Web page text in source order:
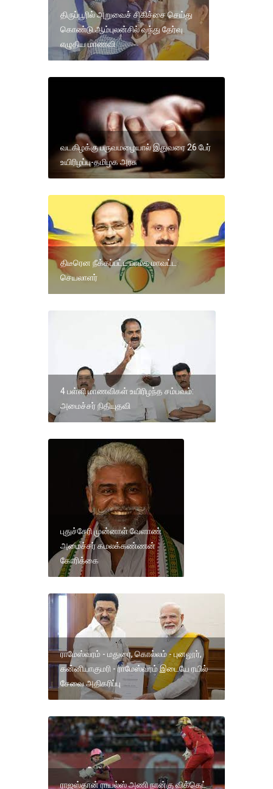
திருப்பூரில் அறுவைச் சிகிச்சை செய்து
கொண்டு ஆம்புலன்சில் வந்து தேர்வு
எழுதிய மாணவி
வடகிழக்கு பருவமழையால் இதுவரை 26 பேர்
உயிரிழப்பு-தமிழக அரசு
திடீரென நீக்கப்பட்ட பாமக மாவட்ட
செயலாளர்
4 பள்ளி மாணவிகள் உயிரிழந்த சம்பவம்:
அமைச்சர் நிதியுதவி
புதுச்சேரி முன்னாள் வேளாண்
அமைச்சர் கமலக்கண்ணன்
கோரிக்கை
ராமேஸ்வரம் - மதுரை, கொல்லம் - புனலூர்,
கன்னியாகுமரி - ராமேஸ்வரம் இடையே ரயில்
சேவை அதிகரிப்பு
ராஜஸ்தான் ராயல்ஸ் அணி நான்கு விக்கெட்